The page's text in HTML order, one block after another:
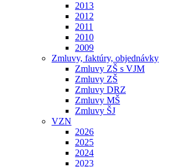
2013
2012
2011
2010
2009
Zmluvy, faktúry, objednávky
Zmluvy ZŠ s VJM
Zmluvy ZŠ
Zmluvy DRZ
Zmluvy MŠ
Zmluvy ŠJ
VZN
2026
2025
2024
2023